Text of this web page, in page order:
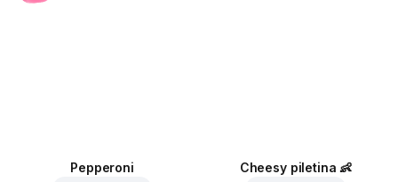
Pepperoni Cheesy piletina 👶